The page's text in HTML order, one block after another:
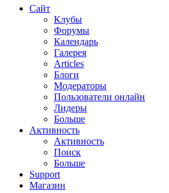
Сайт
Клубы
Форумы
Календарь
Галерея
Articles
Блоги
Модераторы
Пользователи онлайн
Лидеры
Больше
Активность
Активность
Поиск
Больше
Support
Магазин